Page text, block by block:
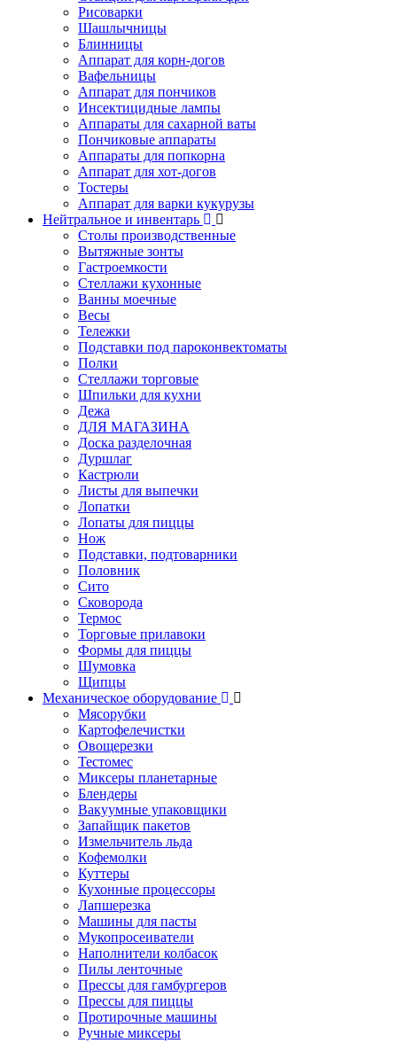
Рисоварки
Шашлычницы
Блинницы
Аппарат для корн-догов
Вафельницы
Аппарат для пончиков
Инсектицидные лампы
Аппараты для сахарной ваты
Пончиковые аппараты
Аппараты для попкорна
Аппарат для хот-догов
Тостеры
Аппарат для варки кукурузы
Нейтральное и инвентарь
Столы производственные
Вытяжные зонты
Гастроемкости
Стеллажи кухонные
Ванны моечные
Весы
Тележки
Подставки под пароконвектоматы
Полки
Стеллажи торговые
Шпильки для кухни
Дежа
ДЛЯ МАГАЗИНА
Доска разделочная
Дуршлаг
Кастрюли
Листы для выпечки
Лопатки
Лопаты для пиццы
Нож
Подставки, подтоварники
Половник
Сито
Сковорода
Термос
Торговые прилавоки
Формы для пиццы
Шумовка
Щипцы
Механическое оборудование
Мясорубки
Картофелечистки
Овощерезки
Тестомес
Миксеры планетарные
Блендеры
Вакуумные упаковщики
Запайщик пакетов
Измельчитель льда
Кофемолки
Куттеры
Кухонные процессоры
Лапшерезка
Машины для пасты
Мукопросеиватели
Наполнители колбасок
Пилы ленточные
Прессы для гамбургеров
Прессы для пиццы
Протирочные машины
Ручные миксеры